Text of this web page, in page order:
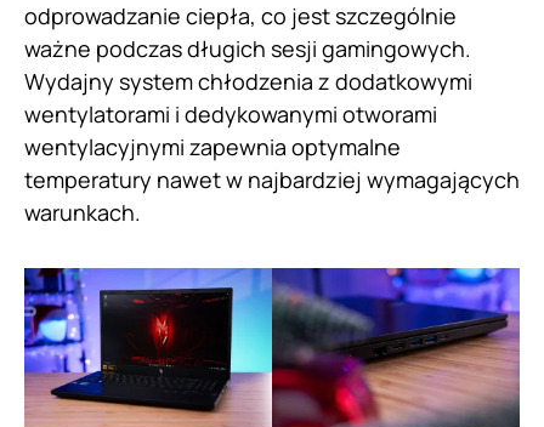
odprowadzanie ciepła, co jest szczególnie
ważne podczas długich sesji gamingowych.
Wydajny system chłodzenia z dodatkowymi
wentylatorami i dedykowanymi otworami
wentylacyjnymi zapewnia optymalne
temperatury nawet w najbardziej wymagających
warunkach.